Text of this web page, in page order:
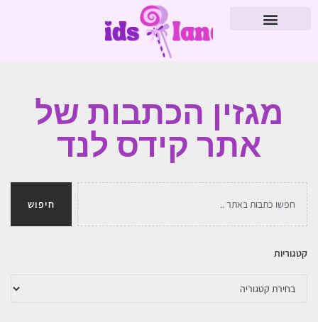
מגזין הכתבות של
אתר קידס לנד
חיפוש
קטגוריות